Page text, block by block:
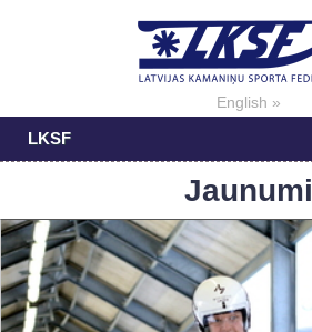
English »
LKSF
Jaunumi